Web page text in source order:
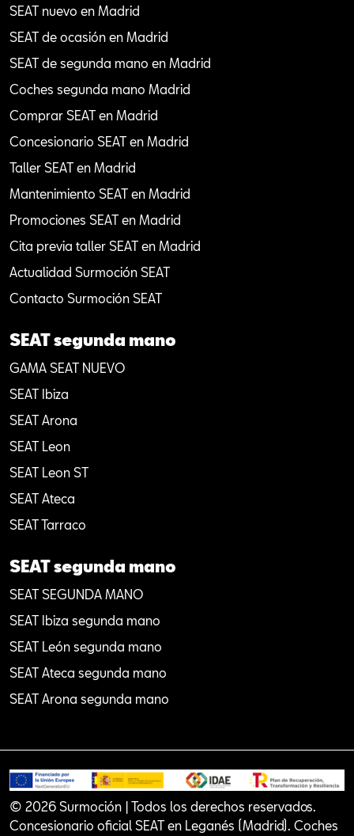
SEAT nuevo en Madrid
SEAT de ocasión en Madrid
SEAT de segunda mano en Madrid
Coches segunda mano Madrid
Comprar SEAT en Madrid
Concesionario SEAT en Madrid
Taller SEAT en Madrid
Mantenimiento SEAT en Madrid
Promociones SEAT en Madrid
Cita previa taller SEAT en Madrid
Actualidad Surmoción SEAT
Contacto Surmoción SEAT
SEAT segunda mano
GAMA SEAT NUEVO
SEAT Ibiza
SEAT Arona
SEAT Leon
SEAT Leon ST
SEAT Ateca
SEAT Tarraco
SEAT segunda mano
SEAT SEGUNDA MANO
SEAT Ibiza segunda mano
SEAT León segunda mano
SEAT Ateca segunda mano
SEAT Arona segunda mano
© 2026 Surmoción | Todos los derechos reservados.
Concesionario oficial SEAT en Leganés (Madrid). Coches